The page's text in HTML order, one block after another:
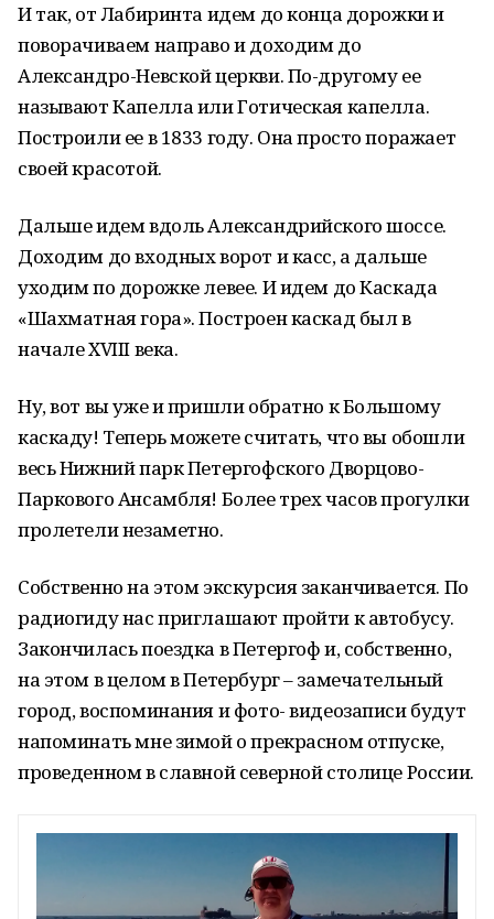
И так, от Лабиринта идем до конца дорожки и
поворачиваем направо и доходим до
Александро-Невской церкви. По-другому ее
называют Капелла или Готическая капелла.
Построили ее в 1833 году. Она просто поражает
своей красотой.
Дальше идем вдоль Александрийского шоссе.
Доходим до входных ворот и касс, а дальше
уходим по дорожке левее. И идем до Каскада
«Шахматная гора». Построен каскад был в
начале XVIII века.
Ну, вот вы уже и пришли обратно к Большому
каскаду! Теперь можете считать, что вы обошли
весь Нижний парк Петергофского Дворцово-
Паркового Ансамбля! Более трех часов прогулки
пролетели незаметно.
Собственно на этом экскурсия заканчивается. По
радиогиду нас приглашают пройти к автобусу.
Закончилась поездка в Петергоф и, собственно,
на этом в целом в Петербург – замечательный
город, воспоминания и фото- видеозаписи будут
напоминать мне зимой о прекрасном отпуске,
проведенном в славной северной столице России.